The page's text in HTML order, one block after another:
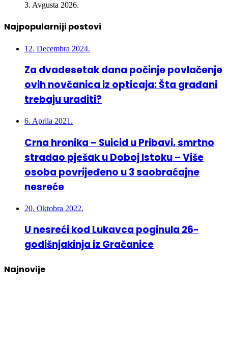
3. Avgusta 2026.
Najpopularniji postovi
12. Decembra 2024.
Za dvadesetak dana počinje povlačenje
ovih novčanica iz opticaja: Šta građani
trebaju uraditi?
6. Aprila 2021.
Crna hronika – Suicid u Pribavi, smrtno
stradao pješak u Doboj Istoku – Više
osoba povrijeđeno u 3 saobraćajne
nesreće
20. Oktobra 2022.
U nesreći kod Lukavca poginula 26-
godišnjakinja iz Gračanice
Najnovije